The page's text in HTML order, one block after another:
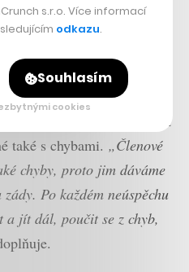
pokusy o výstup byly
rizikům to nevzdala a
Král.
že svoboda a možnost dělat
také s chybami. „Členové
chyby, proto jim dáváme
Po každém neúspěchu
a jít dál, poučit se z chyb,
s.r.o. Více informací
odkazu.
Souhlasím
cookies